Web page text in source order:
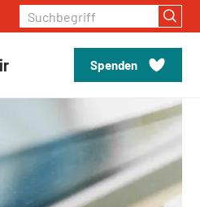
Spenden
Suchbegriff